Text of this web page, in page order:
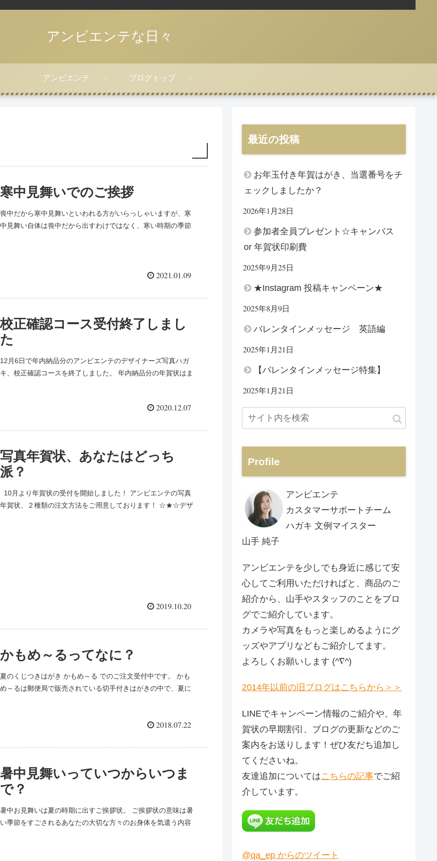
アンビエンテな日々
アンビエンテ ブログトップ
寒中見舞いでのご挨拶
喪中だから寒中見舞いといわれる方がいらっしゃいますが、寒
中見舞い自体は喪中だから出すわけではなく、寒い時期の季節
2021.01.09
校正確認コース受付終了しまし
た
12月6日で年内納品分のアンビエンテのデザイナーズ写真ハガ
キ、校正確認コースを終了しました。 年内納品分の年賀状はま
2020.12.07
写真年賀状、あなたはどっち
派？
10月より年賀状の受付を開始しました！ アンビエンテの写真
年賀状、２種類の注文方法をご用意しております！ ☆★☆デザ
2019.10.20
かもめ～るってなに？
夏のくじつきはがき かもめ～る でのご注文受付中です。 かも
め～るは郵便局で販売されている切手付きはがきの中で、夏に
2018.07.22
暑中見舞いっていつからいつま
で？
暑中お見舞いは夏の時期に出すご挨拶状。 ご挨拶状の意味は暑
い季節をすごされるあなたの大切な方々のお身体を気遣う内容
最近の投稿
お年玉付き年賀はがき、当選番号をチ
ェックしましたか？
2026年1月28日
参加者全員プレゼント☆キャンバス
or 年賀状印刷費
2025年9月25日
★Instagram 投稿キャンペーン★
2025年8月9日
バレンタインメッセージ 英語編
2025年1月21日
【バレンタインメッセージ特集】
2025年1月21日
Profile
アンビエンテ
カスタマーサポートチーム
ハガキ 文例マイスター
山手 純子
アンビエンテを少しでも身近に感じて安
心してご利用いただければと、商品のご
紹介から、山手やスタッフのことをブロ
グでご紹介しています。
カメラや写真をもっと楽しめるようにグ
ッズやアプリなどもご紹介してます。
よろしくお願いします (^∇^)
2014年以前の旧ブログはこちらから＞＞
LINEでキャンペーン情報のご紹介や、年
賀状の早期割引、ブログの更新などのご
案内をお送りします！ぜひ友だち追加し
てくださいね。
友達追加についてはこちらの記事でご紹
介しています。
@qa_ep からのツイート